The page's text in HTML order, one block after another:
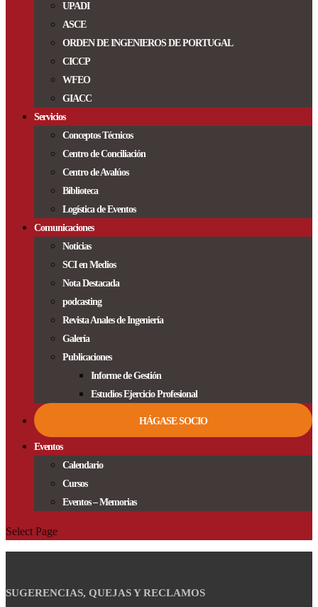
UPADI
ASCE
ORDEN DE INGENIEROS DE PORTUGAL
CICCP
WFEO
GIACC
Servicios
Conceptos Técnicos
Centro de Conciliación
Centro de Avalúos
Biblioteca
Logística de Eventos
Comunicaciones
Noticias
SCI en Medios
Nota Destacada
podcasting
Revista Anales de Ingeniería
Galería
Publicaciones
Informe de Gestión
Estudios Ejercicio Profesional
HÁGASE SOCIO
Eventos
Calendario
Cursos
Eventos – Memorias
Select Page
SUGERENCIAS, QUEJAS Y RECLAMOS